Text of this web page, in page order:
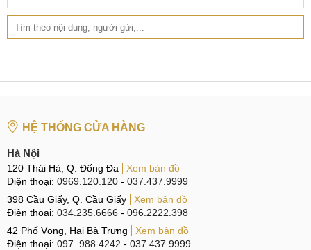
HỆ THỐNG CỬA HÀNG
Hà Nội
120 Thái Hà, Q. Đống Đa
Xem bản đồ
Điện thoại: 0969.120.120 - 037.437.9999
398 Cầu Giấy, Q. Cầu Giấy
Xem bản đồ
Điện thoại: 034.235.6666 - 096.2222.398
42 Phố Vọng, Hai Bà Trưng
Xem bản đồ
Điện thoại: 097. 988.4242 - 037.437.9999